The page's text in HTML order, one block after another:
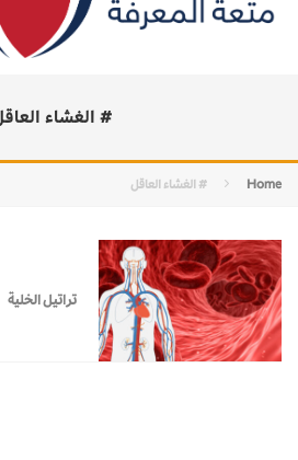
# الغشاء
Home # الغشاء العاقل
تراتيل الخلية